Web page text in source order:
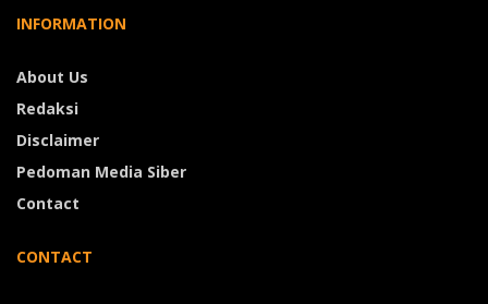
INFORMATION
About Us
Redaksi
Disclaimer
Pedoman Media Siber
Contact
CONTACT